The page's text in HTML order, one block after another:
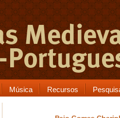
Música Recursos